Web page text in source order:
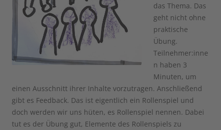
das Thema. Das
geht nicht ohne
praktische
Übung.
Teilnehmer:inne
n haben 3
Minuten, um
einen Ausschnitt ihrer Inhalte vorzutragen. Anschließend
gibt es Feedback. Das ist eigentlich ein Rollenspiel und
doch werden wir uns hüten, es Rollenspiel nennen. Dabei
tut es der Übung gut, Elemente des Rollenspiels zu